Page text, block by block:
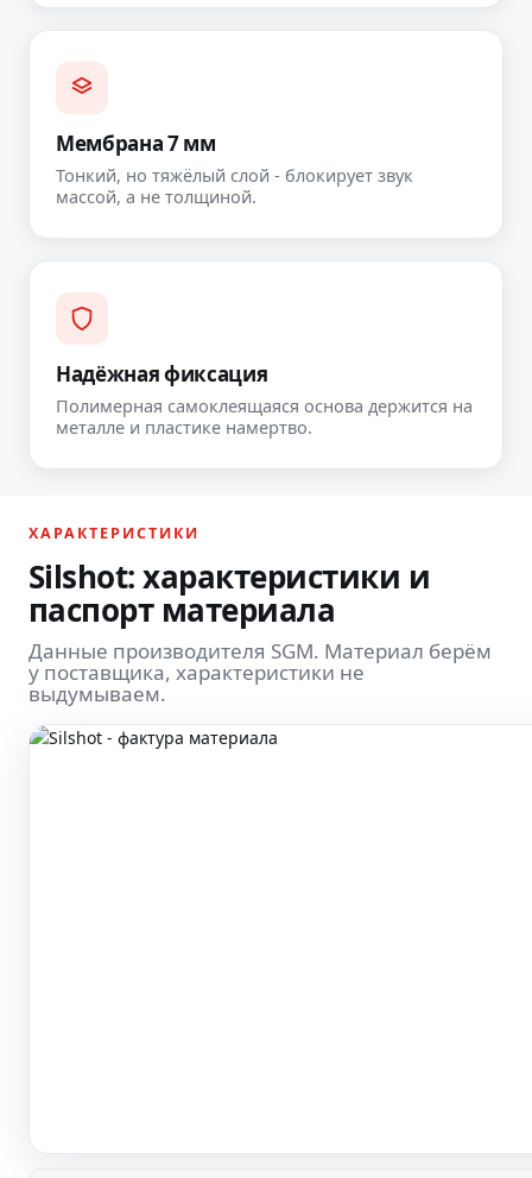
Мембрана 7 мм
Тонкий, но тяжёлый слой - блокирует звук
массой, а не толщиной.
Надёжная фиксация
Полимерная самоклеящаяся основа держится на
металле и пластике намертво.
ХАРАКТЕРИСТИКИ
Silshot: характеристики и
паспорт материала
Данные производителя SGM. Материал берём
у поставщика, характеристики не
выдумываем.